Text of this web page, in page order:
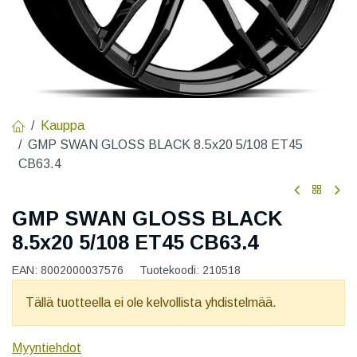
Kauppa
GMP SWAN GLOSS BLACK 8.5x20 5/108 ET45
CB63.4
GMP SWAN GLOSS BLACK
8.5x20 5/108 ET45 CB63.4
EAN: 8002000037576 Tuotekoodi: 210518
Tällä tuotteella ei ole kelvollista yhdistelmää.
Myyntiehdot